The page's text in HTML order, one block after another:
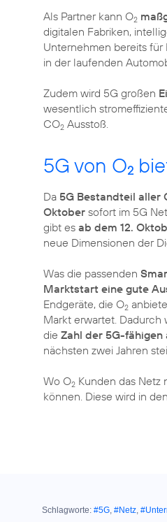
Als Partner kann O2
digitalen Fabriken,
Unternehmen bereits
in der laufenden
Zudem wird 5G großen
wesentlich
CO2 Ausstoß.
5G von O2
Da 5G Bestandteil aller
Oktober sofort im 5G
gibt es ab dem 12.
neue Dimensionen der
Was die passenden
Marktstart eine gute
Endgeräte, die O2
Markt erwartet. Dadurch
die Zahl der 5G-
nächsten zwei Jahren
Wo O2 Kunden das Netz
können. Diese wird in
Schlagworte: #5G, #Netz,